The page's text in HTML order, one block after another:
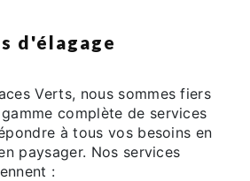
d'élagage
Verts, nous sommes fiers
complète de services
à tous vos besoins en
paysager. Nos services
: